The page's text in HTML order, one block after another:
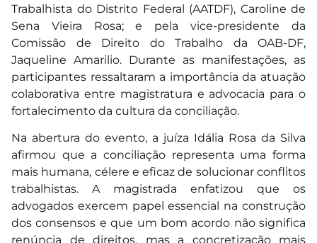
Trabalhista do Distrito Federal (AATDF), Caroline de
Sena Vieira Rosa; e pela vice-presidente da
Comissão de Direito do Trabalho da OAB-DF,
Jaqueline Amarilio. Durante as manifestações, as
participantes ressaltaram a importância da atuação
colaborativa entre magistratura e advocacia para o
fortalecimento da cultura da conciliação.
Na abertura do evento, a juíza Idália Rosa da Silva
afirmou que a conciliação representa uma forma
mais humana, célere e eficaz de solucionar conflitos
trabalhistas. A magistrada enfatizou que os
advogados exercem papel essencial na construção
dos consensos e que um bom acordo não significa
renúncia de direitos, mas a concretização mais